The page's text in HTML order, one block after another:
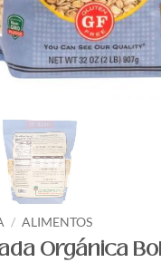
/ ALIMENTOS
Orgánica